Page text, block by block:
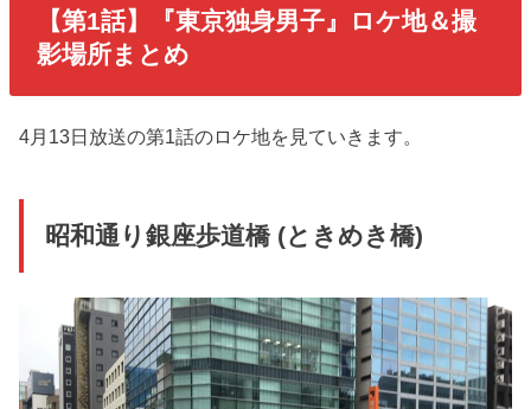
【第1話】『東京独身男子』ロケ地＆撮
影場所まとめ
4月13日放送の第1話のロケ地を見ていきます。
昭和通り銀座歩道橋 (ときめき橋)